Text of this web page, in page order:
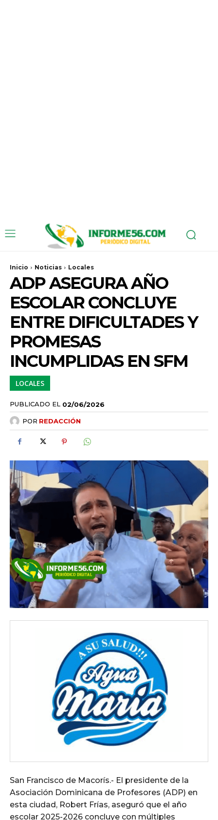
Inicio Noticias Locales
ADP ASEGURA AÑO
ESCOLAR CONCLUYE
ENTRE DIFICULTADES Y
PROMESAS
INCUMPLIDAS EN SFM
LOCALES
PUBLICADO EL 02/06/2026
POR REDACCIÓN
San Francisco de Macorís.- El presidente de la
Asociación Dominicana de Profesores (ADP) en
esta ciudad, Robert Frías, aseguró que el año
escolar 2025-2026 concluye con múltiples